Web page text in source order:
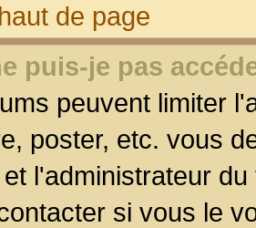
de page
puis-je pas
peuvent limiter
poster, etc. vous
l'administrateur
si vous le